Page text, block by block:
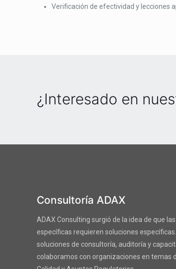
Verificación de efectividad y lecciones
¿Interesado en
Consultoría ADAX
ADAX Consulting surgió de la idea de que
específicas requieren soluciones
soluciones de consultoría, auditoría y
colaboramos con organizaciones en temas